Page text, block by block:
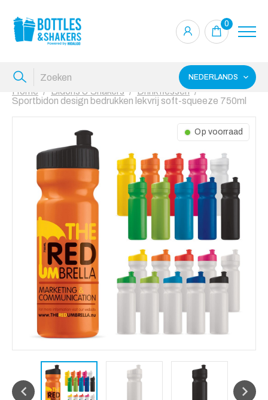
0
NEDERLANDS
Home Bidons & Shakers
Drinkflessen
Sportbidon design bedrukken lekvrij soft-squeeze 750ml
Op voorraad